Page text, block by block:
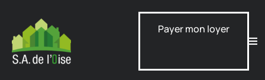
Payer mon loyer